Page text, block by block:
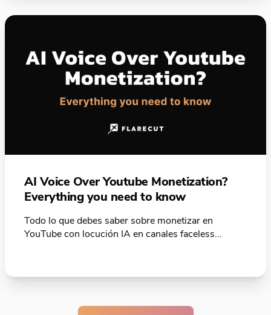
AI Voice Over Youtube Monetization?
Everything you need to know
Todo lo que debes saber sobre monetizar en
YouTube con locución IA en canales faceless...